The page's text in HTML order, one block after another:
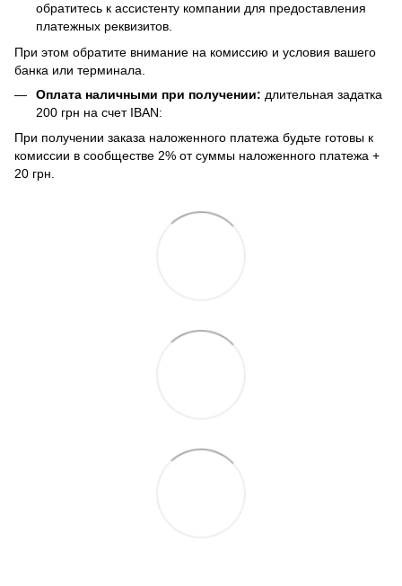
обратитесь к ассистенту компании для предоставления
платежных реквизитов.
При этом обратите внимание на комиссию и условия вашего
банка или терминала.
Оплата наличными при получении: длительная задатка
200 грн на счет IBAN:
При получении заказа наложенного платежа будьте готовы к
комиссии в сообществе 2% от суммы наложенного платежа +
20 грн.